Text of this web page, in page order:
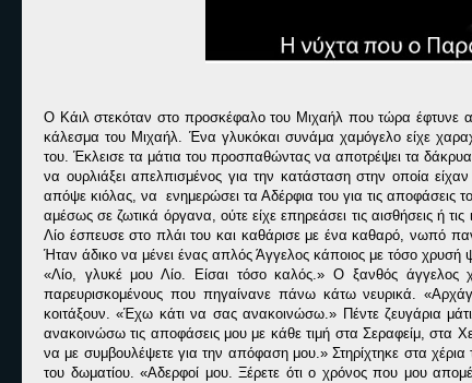
Ο Κάιλ στεκόταν στο προσκέφαλο του Μιχαήλ που τώρα έφτυνε
κάλεσμα του Μιχαήλ. Ένα γλυκόκαι συνάμα χαμόγελο είχε
του. Έκλεισε τα μάτια του προσπαθώντας να αποτρέψει τα
να ουρλιάξει απελπισμένος για την κατάσταση στην οποία
απόψε κιόλας, να ενημερώσει τα Αδέρφια του για τις αποφάσεις
αμέσως σε ζωτικά όργανα, ούτε είχε επηρεάσει τις αισθήσεις ή
Λίο έσπευσε στο πλάι του και καθάρισε με ένα καθαρό, νωπό
Ήταν άδικο να μένει ένας απλός Άγγελος κάποιος με τόσο χρυσή
«Λίο, γλυκέ μου Λίο. Είσαι τόσο καλός.» Ο ξανθός άγγελος
παρευρισκομένους που πηγαίνανε πάνω κάτω νευρικά.
κοιτάξουν. «Έχω κάτι να σας ανακοινώσω.» Πέντε ζευγάρια
ανακοινώσω τις αποφάσεις μου με κάθε τιμή στα Σεραφείμ, στα
να με συμβουλέψετε για την απόφαση μου.» Στηρίχτηκε στα
του δωματίου. «Αδερφοί μου. Ξέρετε ότι ο χρόνος που μου